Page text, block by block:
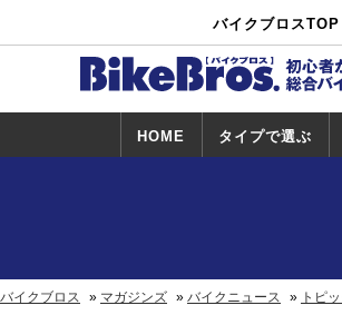
バイクブロスTOP
HOME タイプで選ぶ
バイクブロス マガジンズ バイクニュース トピ